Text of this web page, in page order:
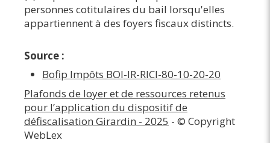
personnes cotitulaires du bail lorsqu'elles
appartiennent à des foyers fiscaux distincts.
Source :
Bofip Impôts BOI-IR-RICI-80-10-20-20
Plafonds de loyer et de ressources retenus
pour l’application du dispositif de
défiscalisation Girardin - 2025 - © Copyright
WebLex